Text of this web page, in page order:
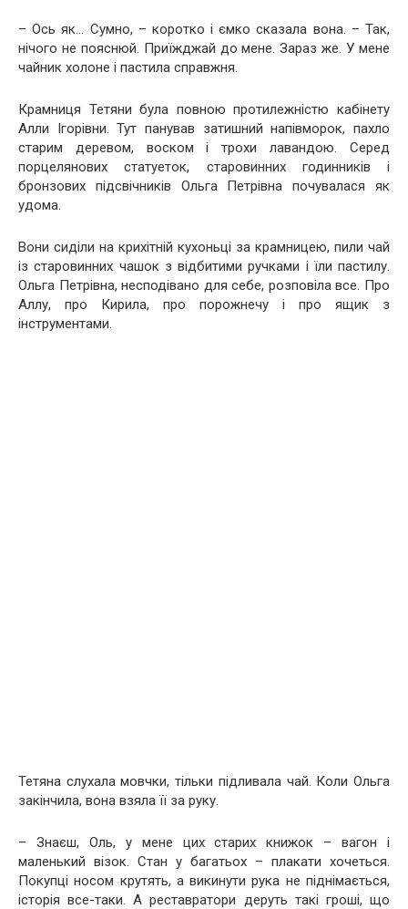
– Ось як… Сумно, – коротко і ємко сказала вона. – Так,
нічого не пояснюй. Приїжджай до мене. Зараз же. У мене
чайник холоне і пастила справжня.
Крамниця Тетяни була повною протилежністю кабінету
Алли Ігорівни. Тут панував затишний напівморок, пахло
старим деревом, воском і трохи лавандою. Серед
порцелянових статуеток, старовинних годинників і
бронзових підсвічників Ольга Петрівна почувалася як
удома.
Вони сиділи на крихітній кухоньці за крамницею, пили чай
із старовинних чашок з відбитими ручками і їли пастилу.
Ольга Петрівна, несподівано для себе, розповіла все. Про
Аллу, про Кирила, про порожнечу і про ящик з
інструментами.
Тетяна слухала мовчки, тільки підливала чай. Коли Ольга
закінчила, вона взяла її за руку.
– Знаєш, Оль, у мене цих старих книжок – вагон і
маленький візок. Стан у багатьох – плакати хочеться.
Покупці носом крутять, а викинути рука не піднімається,
історія все-таки. А реставратори деруть такі гроші, що